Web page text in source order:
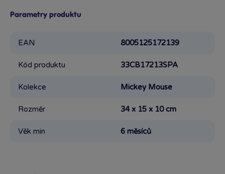
Parametry produktu
EAN 8005125172139
Kód produktu 33CB17213SPA
Kolekce Mickey Mouse
Rozměr 34 x 15 x 10 cm
Věk min 6 měsíců